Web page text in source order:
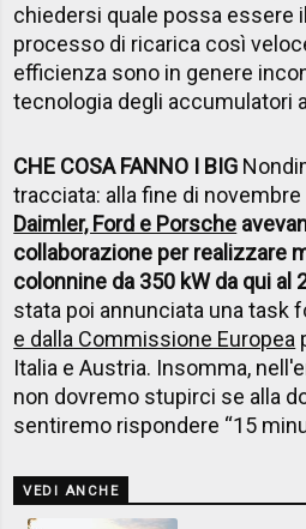
chiedersi quale possa essere
processo di ricarica così
efficienza sono in genere
tecnologia degli accumulatori
CHE COSA FANNO I BIG
tracciata: alla fine di
Daimler, Ford e Porsche
collaborazione per realizzare
colonnine da 350 kW da qui al
stata poi annunciata una task
e dalla Commissione Europea
Italia e Austria. Insomma,
non dovremo stupirci se alla
sentiremo rispondere “15
VEDI ANCHE